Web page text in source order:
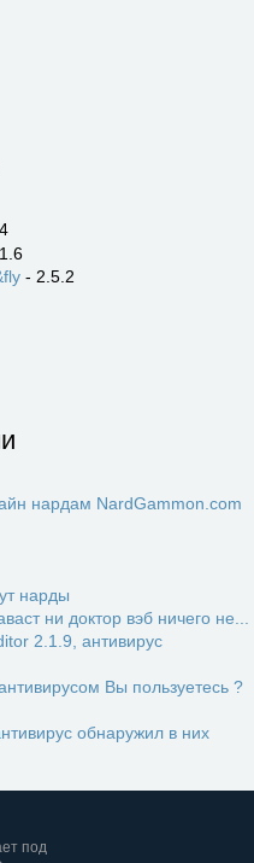
- 2.5.2
нардам NardGammon.com
нарды
ни доктор вэб ничего не...
2.1.9, антивирус
Вы пользуетесь ?
обнаружил в них